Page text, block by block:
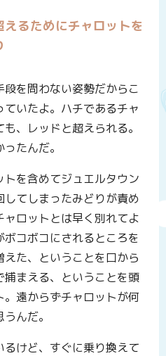
えるためにチャロットを
を問わない姿勢だからこ
いたよ。ハチであるチャ
、レッドと超えられる。
たんだ。
を含めてジュエルタウン
てしまったみどりが責め
ロットとは早く別れてよ
コボコにされるところを
た、ということを口から
まえる、ということを頭
遠からずチャロットが何
んだ。
けど、すぐに乗り換えて